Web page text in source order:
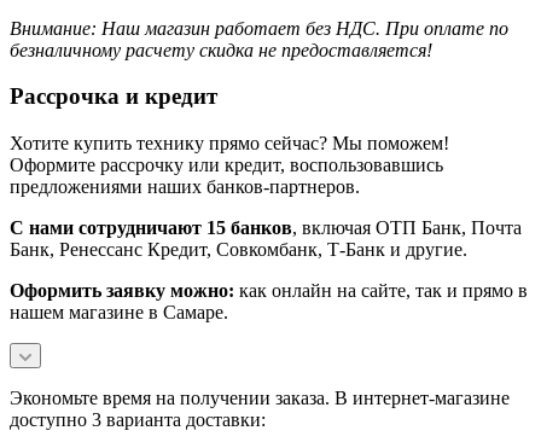
Внимание: Наш магазин работает без НДС. При оплате по
безналичному расчету скидка не предоставляется!
Рассрочка и кредит
Хотите купить технику прямо сейчас? Мы поможем!
Оформите рассрочку или кредит, воспользовавшись
предложениями наших банков-партнеров.
С нами сотрудничают 15 банков, включая ОТП Банк, Почта
Банк, Ренессанс Кредит, Совкомбанк, Т-Банк и другие.
Оформить заявку можно: как онлайн на сайте, так и прямо в
нашем магазине в Самаре.
Экономьте время на получении заказа. В интернет-магазине
доступно 3 варианта доставки: